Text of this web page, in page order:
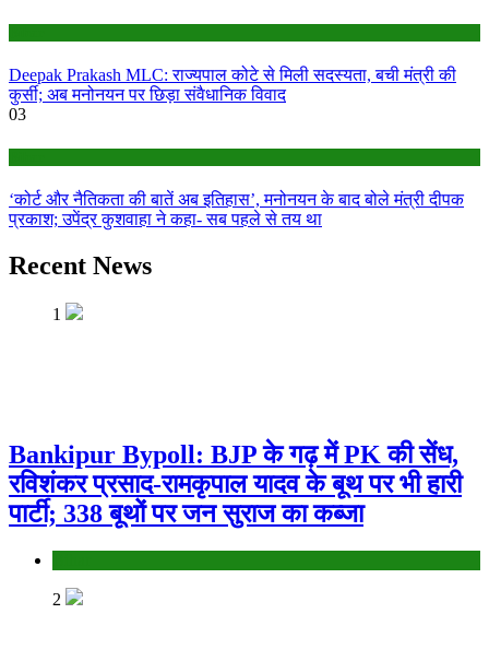
Deepak Prakash MLC: राज्यपाल कोटे से मिली सदस्यता, बची मंत्री की
कुर्सी; अब मनोनयन पर छिड़ा संवैधानिक विवाद
03
‘कोर्ट और नैतिकता की बातें अब इतिहास’, मनोनयन के बाद बोले मंत्री दीपक
प्रकाश; उपेंद्र कुशवाहा ने कहा- सब पहले से तय था
Recent News
1
Bankipur Bypoll: BJP के गढ़ में PK की सेंध,
रविशंकर प्रसाद-रामकृपाल यादव के बूथ पर भी हारी
पार्टी; 338 बूथों पर जन सुराज का कब्जा
2